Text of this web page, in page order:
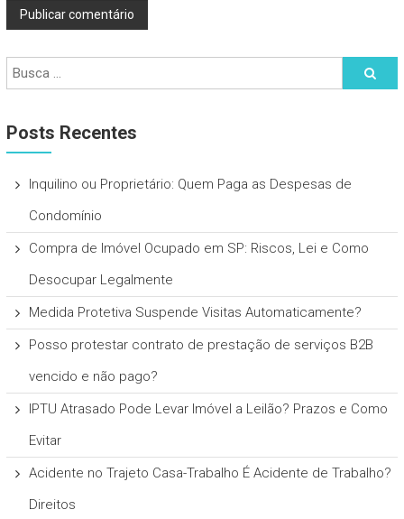
Posts Recentes
Inquilino ou Proprietário: Quem Paga as Despesas de
Condomínio
Compra de Imóvel Ocupado em SP: Riscos, Lei e Como
Desocupar Legalmente
Medida Protetiva Suspende Visitas Automaticamente?
Posso protestar contrato de prestação de serviços B2B
vencido e não pago?
IPTU Atrasado Pode Levar Imóvel a Leilão? Prazos e Como
Evitar
Acidente no Trajeto Casa-Trabalho É Acidente de Trabalho?
Direitos